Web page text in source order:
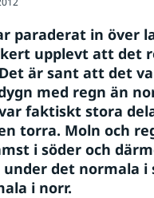
paraderat in över
upplevt att det
är sant att det
med regn än
faktiskt stora
torra. Moln och
i söder och
det normala i
i norr.